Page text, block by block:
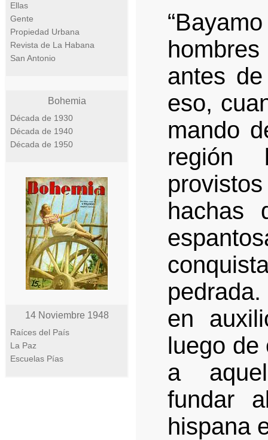
Ellas
Gente
Propiedad Urbana
Revista de La Habana
San Antonio
Bohemia
Década de 1930
Década de 1940
Década de 1950
14 Noviembre 1948
Raíces del País
La Paz
Escuelas Pías
antes
eso,
mando
región
hachas
en
luego de
a
fundar
hispana